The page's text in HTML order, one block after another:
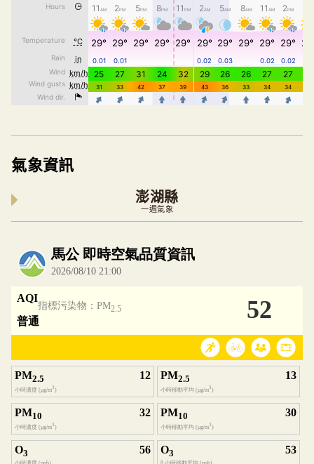
氣象資訊
澎湖縣
一週氣象
內嵌空氣品質小工具為視覺預覽，完整即時空